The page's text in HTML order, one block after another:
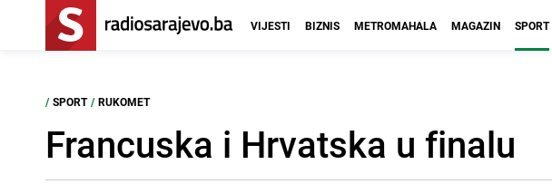
VIJESTI BIZNIS METROMAHALA MAGAZIN SPORT
/ SPORT / RUKOMET
Francuska i Hrvatska u finalu